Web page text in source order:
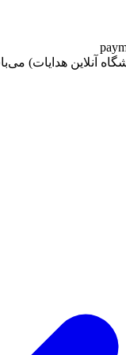
آنلاین هدایات)